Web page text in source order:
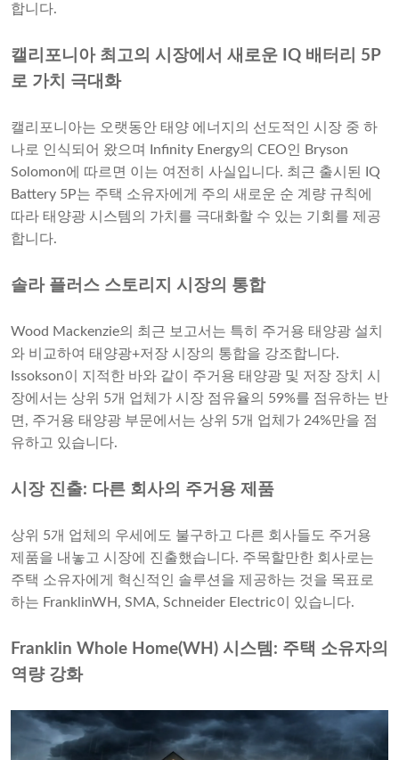
합니다.
캘리포니아 최고의 시장에서 새로운 IQ 배터리 5P
로 가치 극대화
캘리포니아는 오랫동안 태양 에너지의 선도적인 시장 중 하
나로 인식되어 왔으며 Infinity Energy의 CEO인 Bryson
Solomon에 따르면 이는 여전히 사실입니다. 최근 출시된 IQ
Battery 5P는 주택 소유자에게 주의 새로운 순 계량 규칙에
따라 태양광 시스템의 가치를 극대화할 수 있는 기회를 제공
합니다.
솔라 플러스 스토리지 시장의 통합
Wood Mackenzie의 최근 보고서는 특히 주거용 태양광 설치
와 비교하여 태양광+저장 시장의 통합을 강조합니다.
Issokson이 지적한 바와 같이 주거용 태양광 및 저장 장치 시
장에서는 상위 5개 업체가 시장 점유율의 59%를 점유하는 반
면, 주거용 태양광 부문에서는 상위 5개 업체가 24%만을 점
유하고 있습니다.
시장 진출: 다른 회사의 주거용 제품
상위 5개 업체의 우세에도 불구하고 다른 회사들도 주거용
제품을 내놓고 시장에 진출했습니다. 주목할만한 회사로는
주택 소유자에게 혁신적인 솔루션을 제공하는 것을 목표로
하는 FranklinWH, SMA, Schneider Electric이 있습니다.
Franklin Whole Home(WH) 시스템: 주택 소유자의
역량 강화